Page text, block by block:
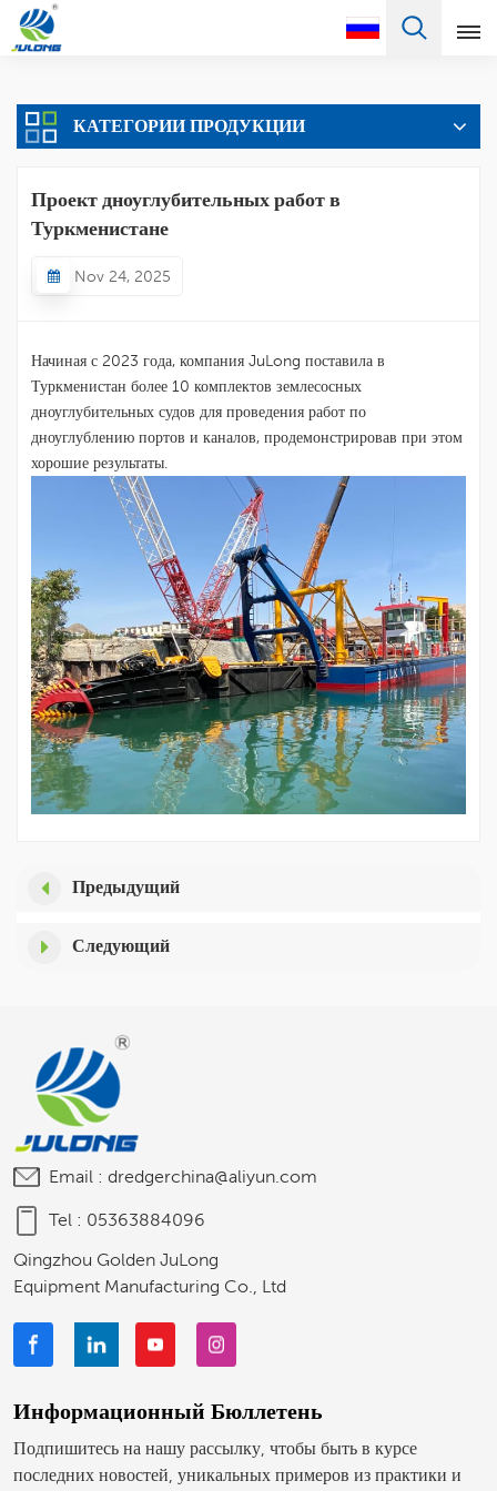
Pусский
English
Türkçe
العربية
Deutsch
Italiano
Polski
КАТЕГОРИИ ПРОДУКЦИИ
Проект дноуглубительных работ в
Туркменистане
Nov 24, 2025
Начиная с 2023 года, компания JuLong поставила в
Туркменистан более 10 комплектов землесосных
дноуглубительных судов для проведения работ по
дноуглублению портов и каналов, продемонстрировав при этом
хорошие результаты.
Предыдущий
Следующий
Email : dredgerchina@aliyun.com
Tel : 05363884096
Qingzhou Golden JuLong
Equipment Manufacturing Co., Ltd
Информационный Бюллетень
Подпишитесь на нашу рассылку, чтобы быть в курсе
последних новостей, уникальных примеров из практики и